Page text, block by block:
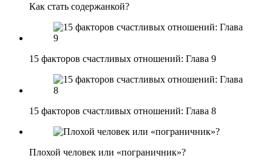
Как стать содержанкой?
15 факторов счастливых отношений: Глава 9
15 факторов счастливых отношений: Глава 8
Плохой человек или «пограничник»?